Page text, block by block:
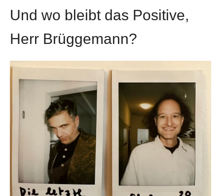
Und wo bleibt das Positive,
Herr Brüggemann?